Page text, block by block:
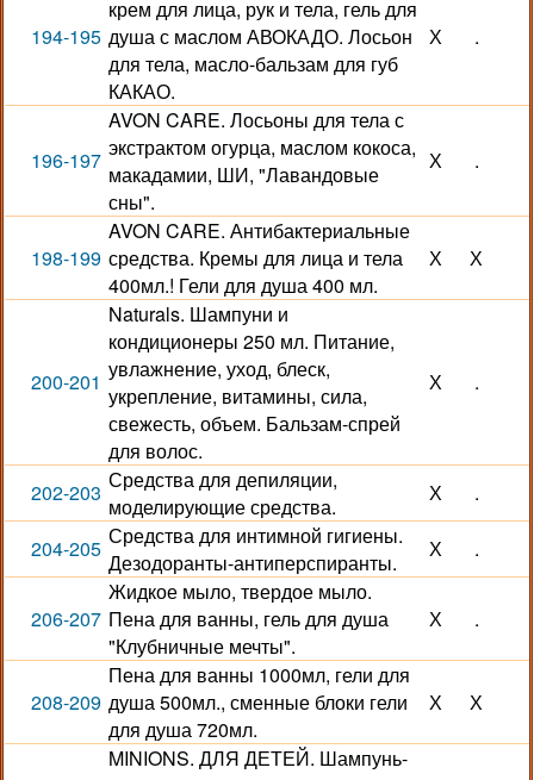
194-195
крем для лица, рук и тела, гель для
душа с маслом АВОКАДО. Лосьон
для тела, масло-бальзам для губ
КАКАО.
Х .
196-197
AVON CARE. Лосьоны для тела с
экстрактом огурца, маслом кокоса,
макадамии, ШИ, "Лавандовые
сны".
Х .
198-199
AVON CARE. Антибактериальные
средства. Кремы для лица и тела
400мл.! Гели для душа 400 мл.
Х Х
200-201
Naturals. Шампуни и
кондиционеры 250 мл. Питание,
увлажнение, уход, блеск,
укрепление, витамины, сила,
свежесть, объем. Бальзам-спрей
для волос.
Х .
202-203 Средства для депиляции,
моделирующие средства.
Х .
204-205 Средства для интимной гигиены.
Дезодоранты-антиперспиранты.
Х .
206-207
Жидкое мыло, твердое мыло.
Пена для ванны, гель для душа
"Клубничные мечты".
Х .
208-209
Пена для ванны 1000мл, гели для
душа 500мл., сменные блоки гели
для душа 720мл.
Х Х
MINIONS. ДЛЯ ДЕТЕЙ. Шампунь-